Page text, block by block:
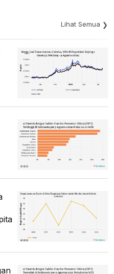
Lihat Semua